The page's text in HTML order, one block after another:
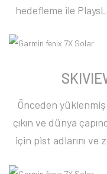
hedefleme ile
Önceden
çıkın ve dünya
için pist adlarını